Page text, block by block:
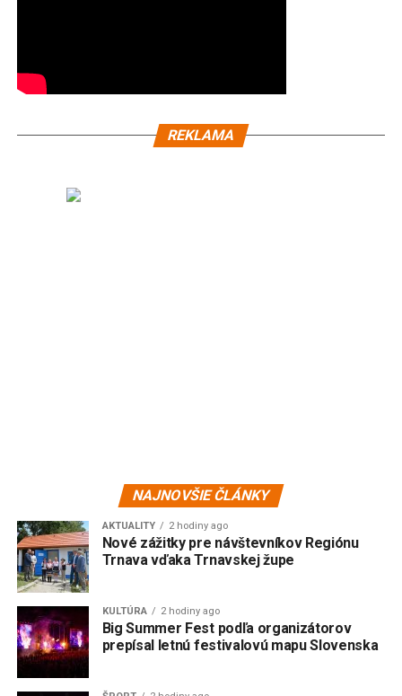
REKLAMA
NAJNOVŠIE ČLÁNKY
AKTUALITY 2 hodiny ago
Nové zážitky pre návštevníkov Regiónu
Trnava vďaka Trnavskej župe
KULTÚRA 2 hodiny ago
Big Summer Fest podľa organizátorov
prepísal letnú festivalovú mapu Slovenska